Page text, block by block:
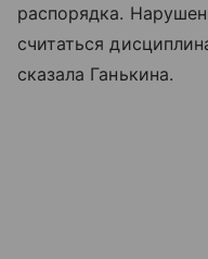
распорядка.
считаться
сказала Ганькина.